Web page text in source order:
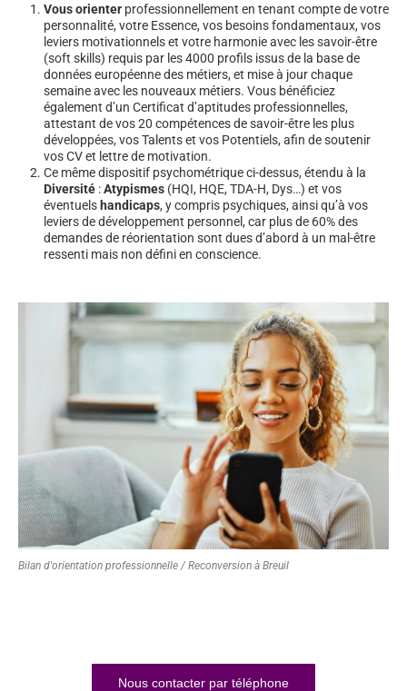
Vous orienter professionnellement en tenant compte de votre
personnalité, votre Essence, vos besoins fondamentaux, vos
leviers motivationnels et votre harmonie avec les savoir-être
(soft skills) requis par les 4000 profils issus de la base de
données européenne des métiers, et mise à jour chaque
semaine avec les nouveaux métiers. Vous bénéficiez
également d’un Certificat d’aptitudes professionnelles,
attestant de vos 20 compétences de savoir-être les plus
développées, vos Talents et vos Potentiels, afin de soutenir
vos CV et lettre de motivation.
Ce même dispositif psychométrique ci-dessus, étendu à la
Diversité :Atypismes (HQI, HQE, TDA-H, Dys…) et vos
éventuels handicaps, y compris psychiques, ainsi qu’à vos
leviers de développement personnel, car plus de 60% des
demandes de réorientation sont dues d’abord à un mal-être
ressenti mais non défini en conscience.
Bilan d'orientation professionnelle / Reconversion à Breuil
Nous contacter par téléphone